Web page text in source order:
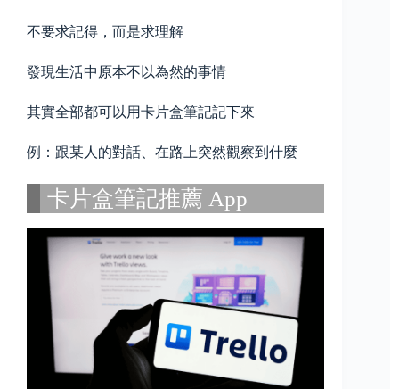
不要求記得，而是求理解
發現生活中原本不以為然的事情
其實全部都可以用卡片盒筆記記下來
例：跟某人的對話、在路上突然觀察到什麼
卡片盒筆記推薦 App